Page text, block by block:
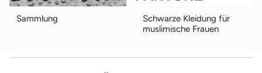
Sammlung
Schwarze Kleidung für
muslimische Frauen